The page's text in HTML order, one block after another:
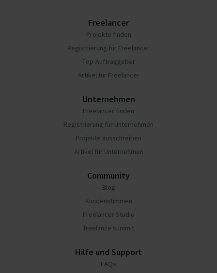
Freelancer
Projekte finden
Registrierung für Freelancer
Top-Auftraggeber
Artikel für Freelancer
Unternehmen
Freelancer finden
Registrierung für Unternehmen
Projekte ausschreiben
Artikel für Unternehmen
Community
Blog
Kundenstimmen
Freelancer Studie
freelance summit
Hilfe und Support
FAQs